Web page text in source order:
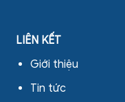
LIÊN KẾT
Giới thiệu
Tin tức